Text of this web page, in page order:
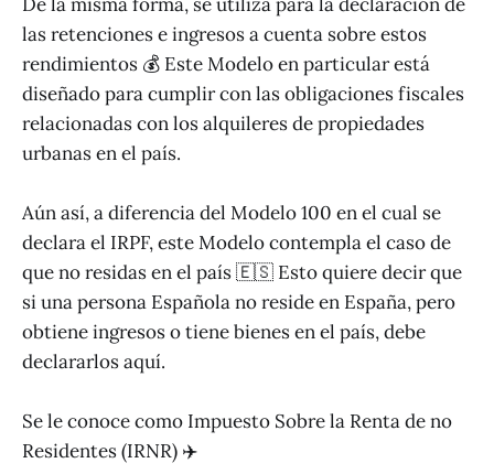
las retenciones e ingresos a cuenta sobre estos
rendimientos 💰 Este Modelo en particular está
diseñado para cumplir con las obligaciones fiscales
relacionadas con los alquileres de propiedades
urbanas en el país.
Aún así, a diferencia del Modelo 100 en el cual se
declara el IRPF, este Modelo contempla el caso de
que no residas en el país 🇪🇸 Esto quiere decir que
si una persona Española no reside en España, pero
obtiene ingresos o tiene bienes en el país, debe
declararlos aquí.
Se le conoce como Impuesto Sobre la Renta de no
Residentes (IRNR) ✈️